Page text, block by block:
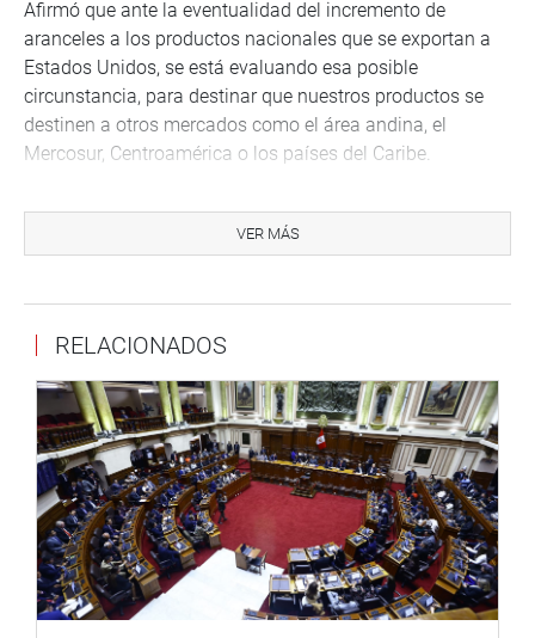
Afirmó que ante la eventualidad del incremento de
aranceles a los productos nacionales que se exportan a
Estados Unidos, se está evaluando esa posible
circunstancia, para destinar que nuestros productos se
destinen a otros mercados como el área andina, el
Mercosur, Centroamérica o los países del Caribe.
el país, que tiene suscrito convenios para interceptación
aérea con la donación de helicópteros norteamericanos,
El embajador Rodríguez Arnillas, anunció que el próximo
año se celebrarán 200 años de relaciones bilaterales con
Estados Unidos y que el objetivo del Perú es
profundizarlas.
En el tema migratorio informó que a la fecha fueron
deportados de Estados Unidos 395 peruanos, cifra
cercana a las alcanzadas en similar periodo en los años
2023 y 2024.
VER MÁS
RELACIONADOS